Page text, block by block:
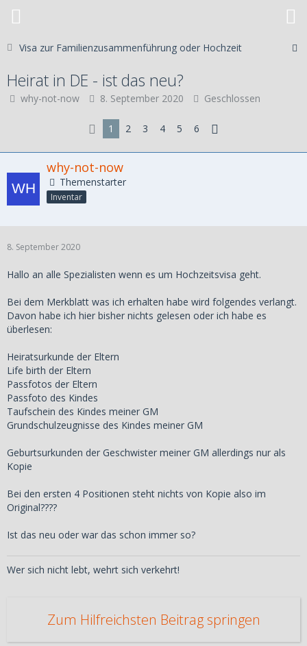
Visa zur Familienzusammenführung oder Hochzeit
Heirat in DE - ist das neu?
why-not-now 8. September 2020 Geschlossen
1 2 3 4 5 6
why-not-now
Themenstarter
Inventar
8. September 2020
Hallo an alle Spezialisten wenn es um Hochzeitsvisa geht.
Bei dem Merkblatt was ich erhalten habe wird folgendes verlangt.
Davon habe ich hier bisher nichts gelesen oder ich habe es
überlesen:
Heiratsurkunde der Eltern
Life birth der Eltern
Passfotos der Eltern
Passfoto des Kindes
Taufschein des Kindes meiner GM
Grundschulzeugnisse des Kindes meiner GM
Geburtsurkunden der Geschwister meiner GM allerdings nur als
Kopie
Bei den ersten 4 Positionen steht nichts von Kopie also im
Original????
Ist das neu oder war das schon immer so?
Wer sich nicht lebt, wehrt sich verkehrt!
Zum Hilfreichsten Beitrag springen